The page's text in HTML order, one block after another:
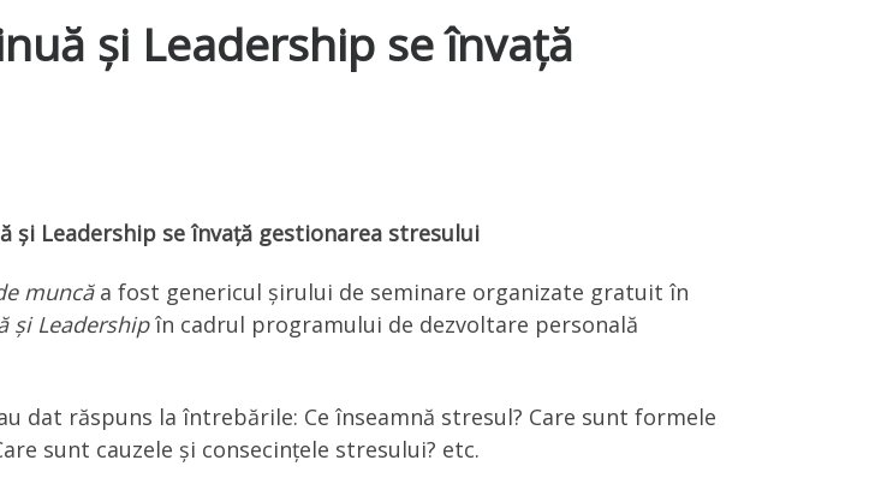
și Leadership se învață
și Leadership se învață gestionarea stresului
muncăa fost genericul șirului de seminare organizate gratuit în
și Leadershipîn cadrul programului de dezvoltare personală
dat răspuns la întrebările: Ce înseamnă stresul? Care sunt formele
sunt cauzele și consecințele stresului? etc.